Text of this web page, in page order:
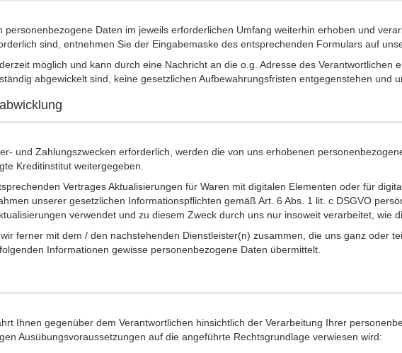
personenbezogene Daten im jeweils erforderlichen Umfang weiterhin erhoben und
sind, entnehmen Sie der Eingabemaske des entsprechenden Formulars auf
möglich und kann durch eine Nachricht an die o.g. Adresse des
abgewickelt sind, keine gesetzlichen Aufbewahrungsfristen entgegenstehen
und Zahlungszwecken erforderlich, werden die von uns erhobenen
Kreditinstitut weitergegeben.
Vertrages Aktualisierungen für Waren mit digitalen Elementen oder für
unserer gesetzlichen Informationspflichten gemäß Art. 6 Abs. 1 lit. c DSGVO
verwendet und zu diesem Zweck durch uns nur insoweit verarbeitet, wie
ferner mit dem / den nachstehenden Dienstleister(n) zusammen, die uns ganz oder
Informationen gewisse personenbezogene Daten übermittelt.
Ihnen gegenüber dem Verantwortlichen hinsichtlich der Verarbeitung Ihrer
Ausübungsvoraussetzungen auf die angeführte Rechtsgrundlage verwiesen wird: